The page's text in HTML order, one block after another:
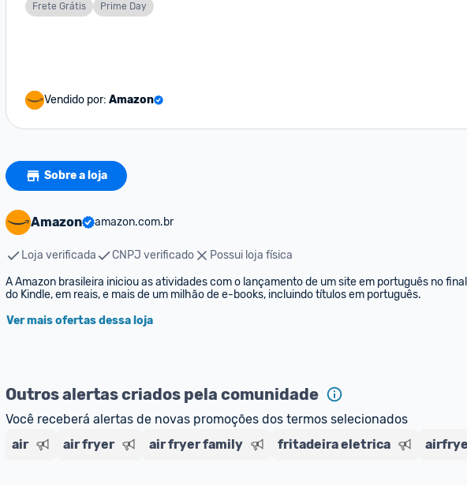
Frete Grátis Prime Day
Vendido por: Amazon
Sobre a loja
Amazon amazon.com.br
Loja verificada CNPJ verificado
Possui loja física
A Amazon brasileira iniciou as atividades com o lançamento de um site em português no
do Kindle, em reais, e mais de um milhão de e-books, incluindo títulos em português.
Ver mais ofertas dessa loja
Outros alertas criados pela comunidade
Você receberá alertas de novas promoções dos termos selecionados
air
air fryer air fryer family fritadeira eletrica